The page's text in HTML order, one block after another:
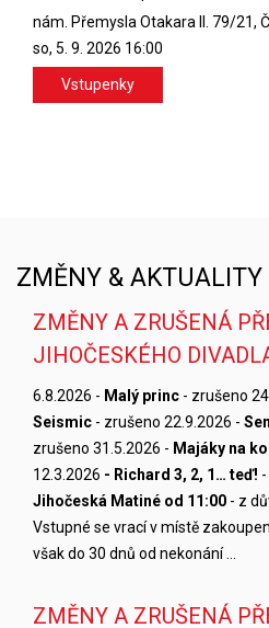
nám. Přemysla Otakara II. 79/21,
so, 5. 9. 2026 16:00
Vstupenky
ZMĚNY & AKTUALITY
ZMĚNY A ZRUŠENÁ
JIHOČESKÉHO
6.8.2026 - Malý princ - zrušeno
Seismic - zrušeno 22.9.2026 -
zrušeno 31.5.2026 - Majáky na
12.3.2026 - Richard 3, 2, 1… teď!
Jihočeská Matiné od 11:00 - z
Vstupné se vrací v místě
však do 30 dnů od nekonání …
ZMĚNY A ZRUŠENÁ